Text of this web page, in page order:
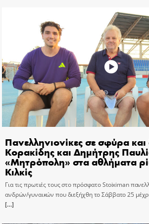
Πανελληνιονίκες σε σφύρα και
Κορακίδης και Δημήτρης
«Μητρόπολη» στα αθλήματα
Κιλκίς
Για τις πρωτιές τους στο πρόσφατο Stoiximan
ανδρών/γυναικών που διεξήχθη το Σάββατο 25
[…]